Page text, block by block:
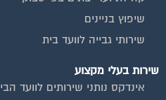
שיפוץ בניינים
שירותי גבייה לוועד בית
שירות בעלי מקצוע
אינדקס נותני שירותים לוועד הבית